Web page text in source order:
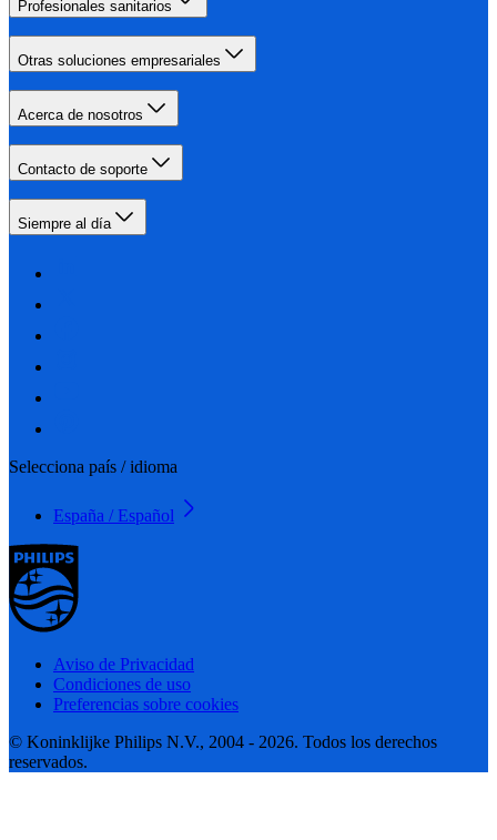
Profesionales sanitarios
Otras soluciones empresariales
Acerca de nosotros
Contacto de soporte
Siempre al día
Selecciona país / idioma
España / Español
Aviso de Privacidad
Condiciones de uso
Preferencias sobre cookies
© Koninklijke Philips N.V., 2004 - 2026. Todos los derechos
reservados.